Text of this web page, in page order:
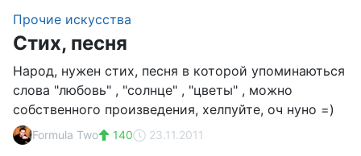
Прочие искусства
Стих, песня
Народ, нужен стих, песня в которой упоминаються
слова "любовь" , "солнце" , "цветы" , можно
собственного произведения, хелпуйте, оч нуно =)
Formula Two 140 23.11.2011